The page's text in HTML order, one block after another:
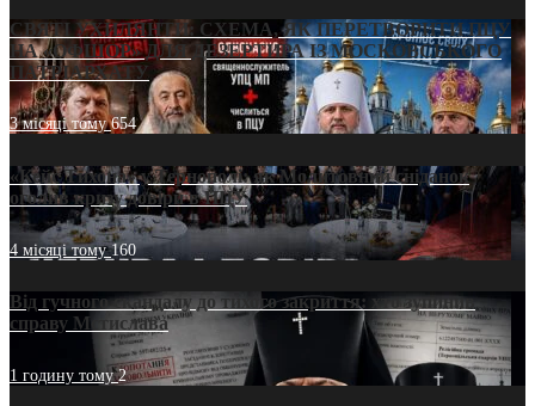
СВЯТІ УХИЛЯНТИ: СХЕМА, ЯК ПЕРЕТВОРИТИ ПЦУ
НА «ОФШОР» ДЛЯ ДЕЗЕРТИРА ІЗ МОСКОВСЬКОГО
ПАТРІАРХАТУ
3 місяці тому654
«Кейс Тихона» у Тернополі: як Молитовний сніданок
оголив кризу довіри в ПЦУ
4 місяці тому160
Від гучного скандалу до тихого закриття: хто зупинив
справу Мстислава
1 годину тому2